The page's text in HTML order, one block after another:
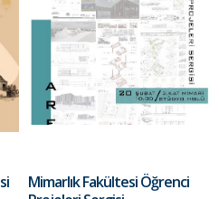
Mimarlık Fakültesi Öğrenci